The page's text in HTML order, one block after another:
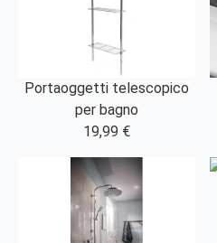
Portaoggetti telescopico
per bagno
19,99 €